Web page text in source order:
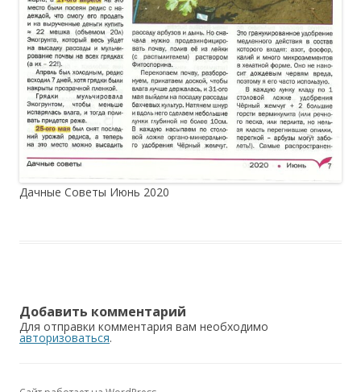
Дачные Советы Июнь 2020
Добавить комментарий
Для отправки комментария вам необходимо
авторизоваться.